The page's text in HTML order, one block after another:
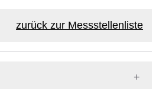
zurück zur Messstellenliste